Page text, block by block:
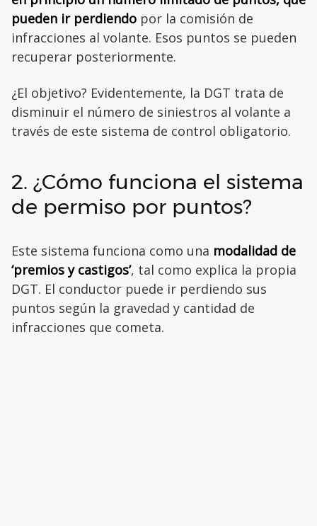
pueden ir perdiendo por la comisión de
infracciones al volante. Esos puntos se pueden
recuperar posteriormente.
¿El objetivo? Evidentemente, la DGT trata de
disminuir el número de siniestros al volante a
través de este sistema de control obligatorio.
2. ¿Cómo funciona el sistema
de permiso por puntos?
Este sistema funciona como una modalidad de
‘premios y castigos’, tal como explica la propia
DGT. El conductor puede ir perdiendo sus
puntos según la gravedad y cantidad de
infracciones que cometa.